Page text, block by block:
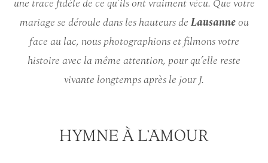
une trace fidèle de ce qu’ils ont vraiment vécu. Que votre
mariage se déroule dans les hauteurs deLausanneou
face au lac, nous photographions et filmons votre
histoire avec la même attention, pour qu’elle reste
vivante longtemps après le jour J.
HYMNE À L’AMOUR